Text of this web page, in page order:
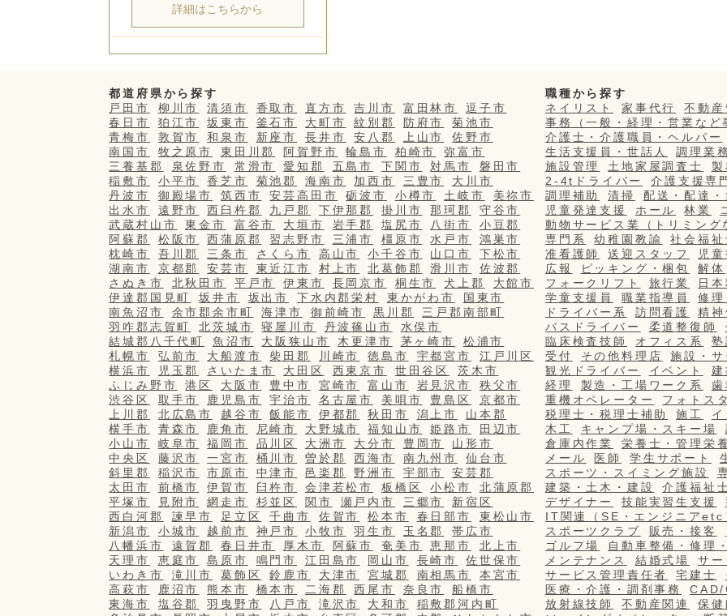
詳細はこちらから
都道府県から探す
戸田市
柳川市 清須市 香取市 直方市 吉川市 富田林市
逗子市
春日市
狛江市 坂東市 釜石市 大町市 紋別郡 防府市
菊池市
青梅市
敦賀市 和泉市 新座市 長井市 安八郡 上山市
佐野市
南国市
牧之原市 東田川郡 阿賀野市 輪島市 柏崎市
弥富市
三養基郡
泉佐野市 常滑市 愛知郡 五島市 下関市 対馬市
磐田市
稲敷市
小平市 香芝市 菊池郡 海南市 加西市 三豊市
大川市
丹波市
御殿場市 筑西市 安芸高田市 砺波市 小樽市 土岐市
美祢市
出水市
遠野市 西臼杵郡 九戸郡 下伊那郡 掛川市 那珂郡
守谷市
武蔵村山市
東金市 富谷市 大垣市 岩手郡 塩尻市 八街市
小豆郡
阿蘇郡
松阪市 西蒲原郡 習志野市 三浦市 橿原市 水戸市
鴻巣市
枕崎市
吾川郡 三条市 さくら市 高山市 小千谷市 山口市
下松市
湖南市
京都郡 安芸市 東近江市 村上市 北葛飾郡 滑川市
佐波郡
さぬき市
北秋田市 平戸市 伊東市 長岡京市 桐生市 犬上郡
大館市
伊達郡国見町
坂井市 坂出市 下水内郡栄村 東かがわ市
国東市
南魚沼市
余市郡余市町 海津市 御前崎市 黒川郡
三戸郡南部町
羽咋郡志賀町
北茨城市 寝屋川市 丹波篠山市
水俣市
結城郡八千代町
魚沼市 大阪狭山市 木更津市 茅ヶ崎市
松浦市
札幌市
弘前市 大船渡市 柴田郡 川崎市 徳島市 宇都宮市
江戸川区
横浜市
児玉郡 さいたま市 大田区 西東京市 世田谷区
茨木市
ふじみ野市
港区 大阪市 豊中市 宮崎市 富山市 岩見沢市
秩父市
渋谷区
取手市 鹿児島市 宇治市 名古屋市 美唄市 豊島区
京都市
上川郡
北広島市 越谷市 飯能市 伊都郡 秋田市 潟上市
山本郡
横手市
青森市 鹿角市 尼崎市 大野城市 福知山市 姫路市
田辺市
小山市
岐阜市 福岡市 品川区 大洲市 大分市 豊岡市
山形市
中央区
藤沢市 一宮市 桶川市 曽於郡 西海市 南九州市
仙台市
斜里郡
稲沢市 市原市 中津市 邑楽郡 野洲市 宇部市
安芸郡
太田市
前橋市 伊賀市 臼杵市 会津若松市 板橋区 小松市
北蒲原郡
平塚市
見附市 網走市 杉並区 関市 瀬戸内市 三郷市
新宿区
西白河郡
諫早市 足立区 千曲市 佐賀市 松本市 春日部市
東松山市
新潟市
小城市 越前市 神戸市 小牧市 羽生市 玉名郡
帯広市
八幡浜市
遠賀郡 春日井市 厚木市 阿蘇市 奄美市 恵那市
北上市
天理市
恵庭市 島原市 鳴門市 江田島市 岡山市 長崎市
佐世保市
いわき市
滝川市 葛飾区 鈴鹿市 大津市 宮城郡 南相馬市
本宮市
高萩市
鹿沼市 熊本市 橋本市 二海郡 西尾市 奈良市
船橋市
東海市
塩谷郡 羽曳野市 八戸市 滝沢市 大和市
稲敷郡河内町
職種から探す
ネイリスト
家事代行
不動
事務（一般・経理・営業など
介護士・介護職員・ヘルパー
生活支援員・世話人
調理業
施設管理
土地家屋調査士
2-4tドライバー
介護支援専
調理補助
清掃
配送・配達
児童発達支援
ホール 林業
動物サービス業（トリミング
専門系
幼稚園教諭
社会福
准看護師
送迎スタッフ
児
広報
ピッキング・梱包
解体
フォークリフト
旅行業
日
学童支援員
職業指導員
修
ドライバー系
訪問看護
精
バスドライバー
柔道整復師
臨床検査技師
オフィス系
受付
その他料理店
施設・
観光ドライバー
イベント
経理
製造・工場ワーク系
重機オペレーター
フォトス
税理士・税理士補助
施工
木工
キャンプ場・スキー場
倉庫内作業
栄養士・管理栄
メール
医師 学生サポート
スポーツ・スイミング施設
建築・土木・建設
介護福祉
デザイナー
技能実習生支援
IT関連（SE・エンジニアetc
スポーツクラブ
販売・接客
ゴルフ場
自動車整備・修理
メンテナンス
結婚式場
サ
サービス管理責任者
宅建士
医療・介護・調剤事務
放射線技師
不動産関連
保